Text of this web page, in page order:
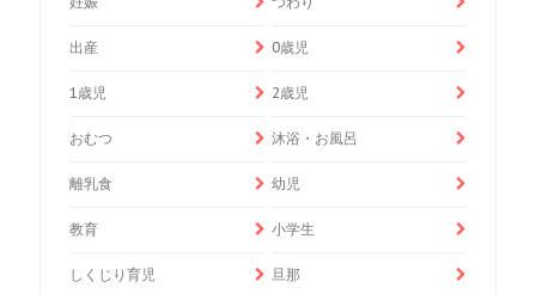
出産 0歳児
1歳児 2歳児
おむつ 沐浴・お風呂
離乳食 幼児
教育 小学生
しくじり育児 旦那